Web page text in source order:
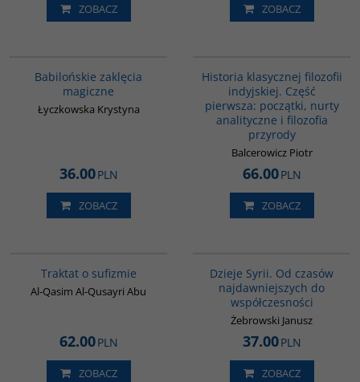
ZOBACZ ZOBACZ
Babilońskie zaklęcia
magiczne
Łyczkowska Krystyna
36.00PLN
ZOBACZ
Historia klasycznej filozofii
indyjskiej. Część
pierwsza: początki, nurty
analityczne i filozofia
przyrody
Balcerowicz Piotr
66.00PLN
ZOBACZ
Traktat o sufizmie
Al-Qasim Al-Qusayri Abu
62.00PLN
ZOBACZ
Dzieje Syrii. Od czasów
najdawniejszych do
współczesności
Żebrowski Janusz
37.00PLN
ZOBACZ